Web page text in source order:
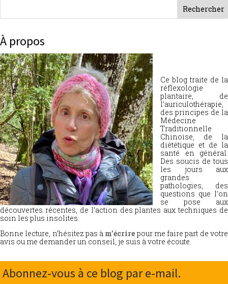
À propos
Ce blog traite de la
réflexologie
plantaire, de
l’auriculothérapie,
des principes de la
Médecine
Traditionnelle
Chinoise, de la
diététique et de la
santé en général.
Des soucis de tous
les jours aux
grandes
pathologies, des
questions que l’on
se pose aux
découvertes récentes, de l’action des plantes aux techniques de
soin les plus insolites.
Bonne lecture, n’hésitez pas à m’écrire pour me faire part de votre
avis ou me demander un conseil, je suis à votre écoute.
Abonnez-vous à ce blog par e-mail.